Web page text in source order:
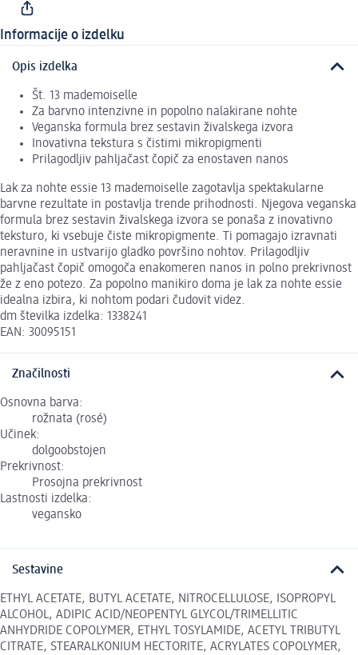
Informacije o izdelku
Opis izdelka
Št. 13 mademoiselle
Za barvno intenzivne in popolno nalakirane nohte
Veganska formula brez sestavin živalskega izvora
Inovativna tekstura s čistimi mikropigmenti
Prilagodljiv pahljačast čopič za enostaven nanos
Lak za nohte essie 13 mademoiselle zagotavlja spektakularne
barvne rezultate in postavlja trende prihodnosti. Njegova veganska
formula brez sestavin živalskega izvora se ponaša z inovativno
teksturo, ki vsebuje čiste mikropigmente. Ti pomagajo izravnati
neravnine in ustvarijo gladko površino nohtov. Prilagodljiv
pahljačast čopič omogoča enakomeren nanos in polno prekrivnost
že z eno potezo. Za popolno manikiro doma je lak za nohte essie
idealna izbira, ki nohtom podari čudovit videz.
dm številka izdelka: 1338241
EAN: 30095151
Značilnosti
Osnovna barva:
rožnata (rosé)
Učinek:
dolgoobstojen
Prekrivnost:
Prosojna prekrivnost
Lastnosti izdelka:
vegansko
Sestavine
ETHYL ACETATE, BUTYL ACETATE, NITROCELLULOSE, ISOPROPYL
ALCOHOL, ADIPIC ACID/NEOPENTYL GLYCOL/TRIMELLITIC
ANHYDRIDE COPOLYMER, ETHYL TOSYLAMIDE, ACETYL TRIBUTYL
CITRATE, STEARALKONIUM HECTORITE, ACRYLATES COPOLYMER,